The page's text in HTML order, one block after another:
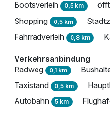
Bootsverleih 0,5 km
Shopping 0,5 km
Fahrradverleih 0,8 km
Verkehrsanbindung
Radweg 0,1 km
Taxistand 0,5 km
Autobahn 5 km